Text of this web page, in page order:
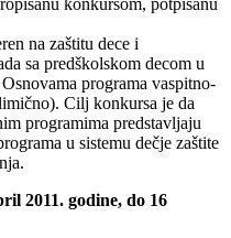
na zaštitu dece i
sa predškolskom decom u
programa vaspitno-
Cilj konkursa je da
programima predstavljaju
u sistemu dečje zaštite
2011. godine, do 16